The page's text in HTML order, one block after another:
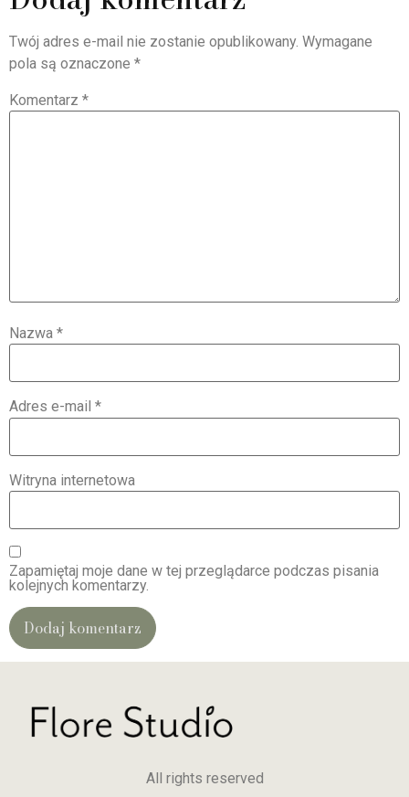
Twój adres e-mail nie zostanie opublikowany. Wymagane
pola są oznaczone *
Komentarz *
Nazwa *
Adres e-mail *
Witryna internetowa
Zapamiętaj moje dane w tej przeglądarce podczas pisania
kolejnych komentarzy.
All rights reserved